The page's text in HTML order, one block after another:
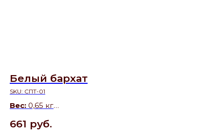
Белый бархат
SKU: СПТ-01
Вес: 0,65 кг
вкусом, сливки
661 руб.